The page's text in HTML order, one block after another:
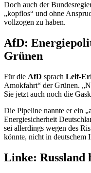
Doch auch der
„kopflos“ und ohne
vollzogen zu haben.
AfD:
Grünen
Für die AfD sprach Leif-
Amokfahrt“ der Grünen.
Sie jetzt auch noch die
Die Pipeline nannte er ein
Energiesicherheit
sei allerdings wegen des
könnte, nicht in deutschem
Linke: Russland